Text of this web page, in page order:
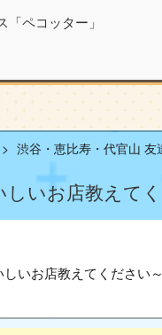
ペコッター」
渋谷・恵比寿・代官山 友
いお店教えて
いお店教えてください～